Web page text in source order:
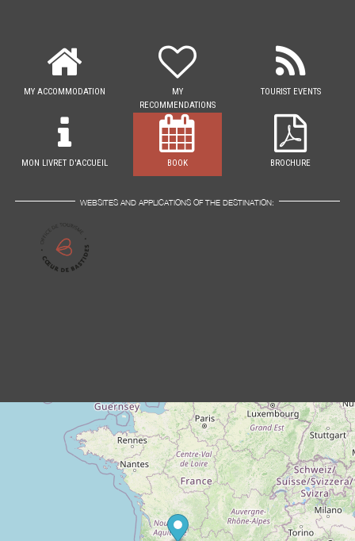
MY ACCOMMODATION
MY
RECOMMENDATIONS
TOURIST EVENTS
MON LIVRET D'ACCUEIL BOOK BROCHURE
WEBSITES AND APPLICATIONS OF THE DESTINATION: